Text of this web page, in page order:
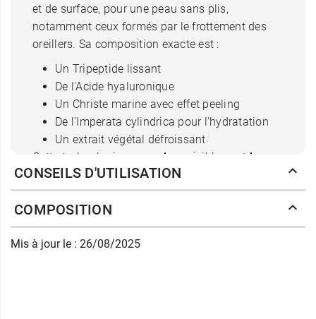
et de surface, pour une peau sans plis,
notamment ceux formés par le frottement des
oreillers. Sa composition exacte est :
Un Tripeptide lissant
De l'Acide hyaluronique
Un Christe marine avec effet peeling
De l'Imperata cylindrica pour l'hydratation
Un extrait végétal défroissant
Cette technologie va
repulper visiblement les
rides profondeset apporter une
peau.
Les autres actifs de la crème de
CONSEILS D'UTILISATION
COMPOSITION
Mis à jour le : 26/08/2025